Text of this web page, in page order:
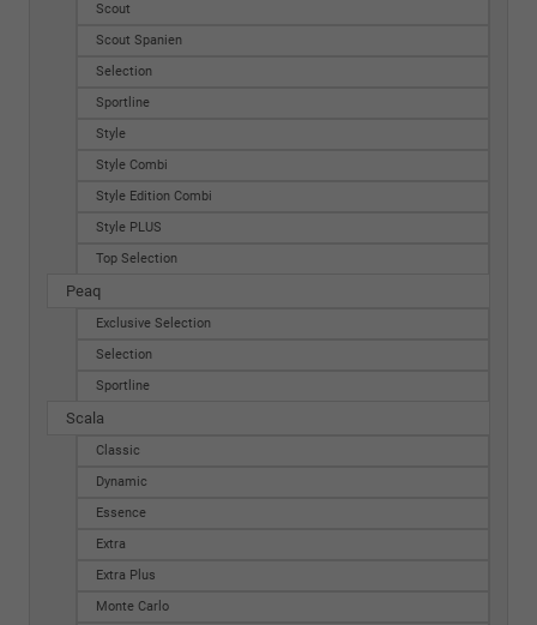
Scout
Scout Spanien
Selection
Sportline
Style
Style Combi
Style Edition Combi
Style PLUS
Top Selection
Peaq
Exclusive Selection
Selection
Sportline
Scala
Classic
Dynamic
Essence
Extra
Extra Plus
Monte Carlo